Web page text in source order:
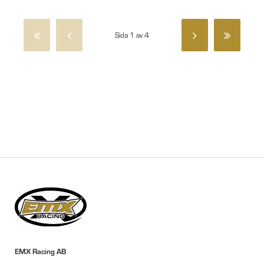
Sida 1 av 4
EMX Racing AB